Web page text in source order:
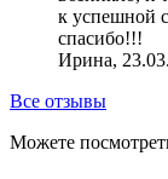
к успешной
спасибо!!!
Ирина,
Все отзывы
Можете